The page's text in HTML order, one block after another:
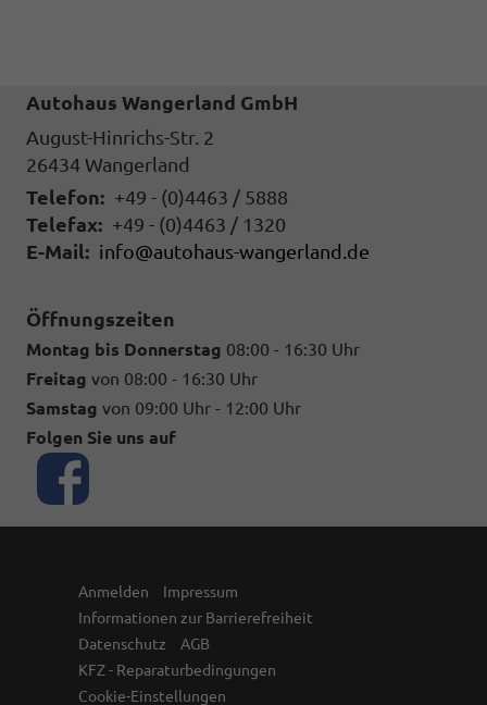
Autohaus Wangerland GmbH
August-Hinrichs-Str. 2
26434 Wangerland
Telefon: +49 - (0)4463 / 5888
Telefax: +49 - (0)4463 / 1320
E-Mail: info@autohaus-wangerland.de
Öffnungszeiten
Montag bis Donnerstag 08:00 - 16:30 Uhr
Freitag von 08:00 - 16:30 Uhr
Samstag von 09:00 Uhr - 12:00 Uhr
Folgen Sie uns auf
Anmelden
Impressum
Informationen zur Barrierefreiheit
Datenschutz
AGB
KFZ - Reparaturbedingungen
Cookie-Einstellungen